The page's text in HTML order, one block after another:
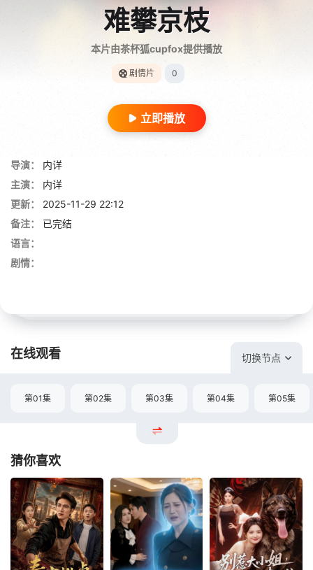
难攀京枝
本片由茶杯狐cupfox提供播放
剧情片 0
立即播放
导演：
内详
主演：
内详
更新：
2025-11-29 22:12
备注：
已完结
语言：
剧情：
在线观看 切换节点
第01集 第02集 第03集 第04集 第05集
猜你喜欢